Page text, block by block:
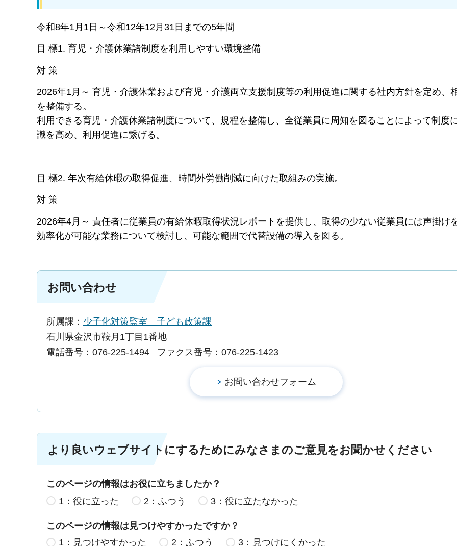
令和8年1月1日～令和12年12月31日までの5年間
目 標1. 育児・介護休業諸制度を利用しやすい環境整備
対 策
2026年1月～ 育児・介護休業および育児・介護両立支援制度等の利用促進に関する社内方針を定め、
を整備する。
利用できる育児・介護休業諸制度について、規程を整備し、全従業員に周知を図ることによって制度
識を高め、利用促進に繋げる。
目 標2. 年次有給休暇の取得促進、時間外労働削減に向けた取組みの実施。
対 策
2026年4月～ 責任者に従業員の有給休暇取得状況レポートを提供し、取得の少ない従業員には声掛け
効率化が可能な業務について検討し、可能な範囲で代替設備の導入を図る。
お問い合わせ
所属課： 少子化対策監室 子ども政策課
石川県金沢市鞍月1丁目1番地
電話番号：076-225-1494
ファクス番号：076-225-1423
より良いウェブサイトにするためにみなさまのご意見をお聞かせください
このページの情報はお役に立ちましたか？
1：役に立った
2：ふつう 3：役に立たなかった
このページの情報は見つけやすかったですか？
1：見つけやすかった
2：ふつう 3：見つけにくかった